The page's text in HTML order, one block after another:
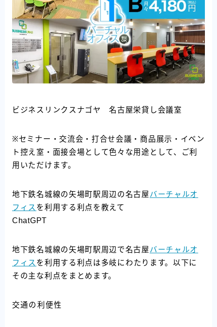
ビジネスリンクスナゴヤ 名古屋栄貸し会議室
※セミナー・交流会・打合せ会議・商品展示・イベン
ト控え室・面接会場として色々な用途として、ご利
用いただけます。
地下鉄名城線の矢場町駅周辺の名古屋バーチャルオ
フィス を利用する利点を教えて
ChatGPT
地下鉄名城線の矢場町駅周辺で名古屋バーチャルオ
フィス を利用する利点は多岐にわたります。以下に
その主な利点をまとめます。
交通の利便性